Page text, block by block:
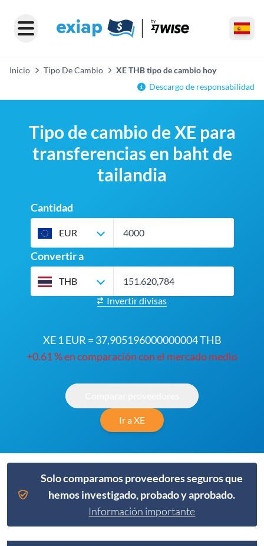
Inicio Tipo De Cambio
XE THB tipo de cambio hoy
Descargo de responsabilidad
Tipo de cambio de XE para
transferencias en baht de
tailandia
Cantidad
EUR
Convertir a
THB
Invertir divisas
XE 1 EUR = 37,905196000000004 THB
+0.61 % en comparación con el mercado medio
Ir a XE
Solo comparamos proveedores seguros que
hemos investigado, probado y aprobado.
Información importante